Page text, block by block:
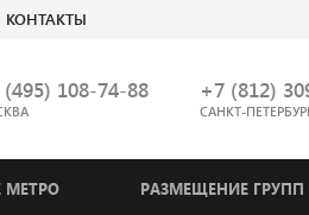
КОНТАКТЫ
108-74-88 +7 (812)
САНКТ-
МЕТРО РАЗМЕЩЕНИЕ ГРУПП